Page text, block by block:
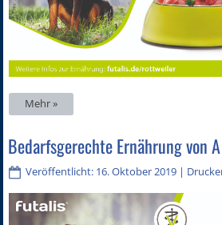
Mehr »
Bedarfsgerechte Ernährung von
Veröffentlicht: 16. Oktober 2019 |